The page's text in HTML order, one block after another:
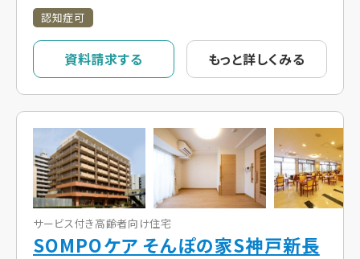
認知症可
資料請求する もっと詳しくみる
サービス付き高齢者向け住宅
SOMPOケア そんぽの家S神戸新長